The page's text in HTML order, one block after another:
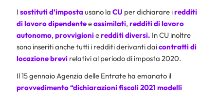
I sostituti d’impostausano la CU per dichiarare iredditi
di lavoro dipendenteeassimilati, redditi di lavoro
autonomo, provvigionieredditi diversi. In CU inoltre
sono inseriti anche tutti i redditi derivanti daicontratti di
locazione brevirelativi al periodo di imposta 2020.
Il 15 gennaio Agenzia delle Entrate ha emanato il
provvedimento “dichiarazioni fiscali 2021 modelli